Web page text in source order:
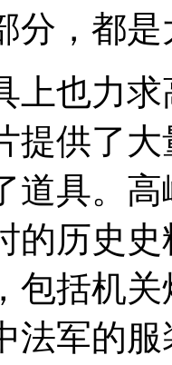
分，都
上也力
提供了
道具。
的历史
包括机
法军的